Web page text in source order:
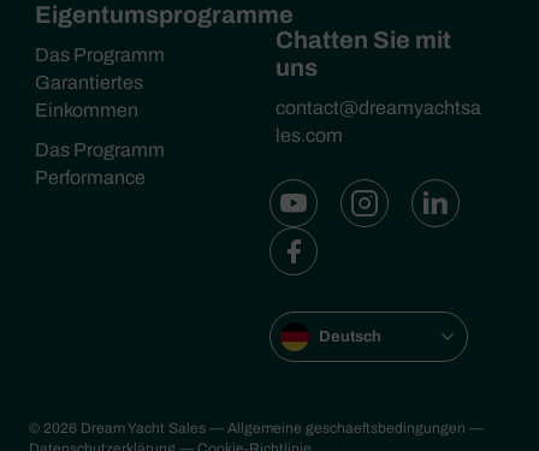
Eigentumsprogramme
Das Programm
Garantiertes
Einkommen
Das Programm
Performance
Chatten Sie mit
uns
contact@dreamyachtsa
les.com
Deutsch
© 2026 Dream Yacht Sales — Allgemeine geschaeftsbedingungen —